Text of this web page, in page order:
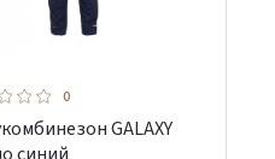
0
GALAXY